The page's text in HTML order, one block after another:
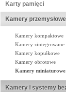
Karty pamięci
Kamery przemysłowe
Kamery kompaktowe
Kamery zintegrowane
Kamery kopułkowe
Kamery obrotowe
Kamery miniaturowe
Kamery i systemy